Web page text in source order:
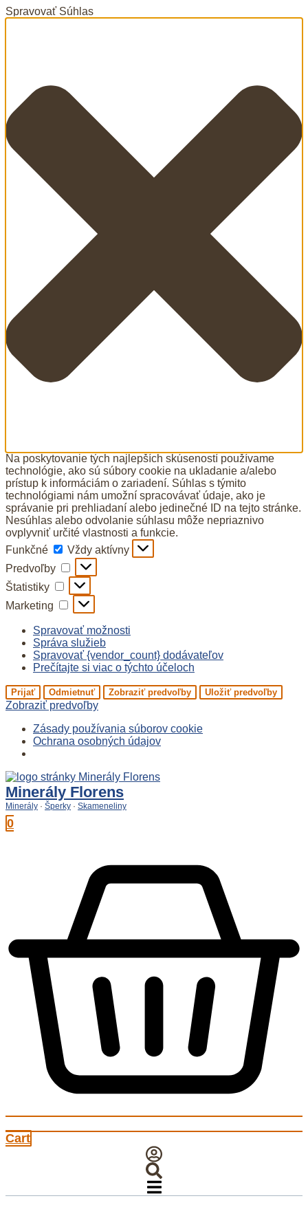
Spravovať Súhlas
Na poskytovanie tých najlepších skúseností používame
technológie, ako sú súbory cookie na ukladanie a/alebo
prístup k informáciám o zariadení. Súhlas s týmito
technológiami nám umožní spracovávať údaje, ako je
správanie pri prehliadaní alebo jedinečné ID na tejto stránke.
Nesúhlas alebo odvolanie súhlasu môže nepriaznivo
ovplyvniť určité vlastnosti a funkcie.
Funkčné
Funkčné
Vždy aktívny
Predvoľby
Predvoľby
Štatistiky Štatistiky
Marketing Marketing
Spravovať možnosti
Správa služieb
Spravovať {vendor_count} dodávateľov
Prečítajte si viac o týchto účeloch
Prijať Odmietnuť Zobraziť predvoľby Uložiť predvoľby
Zobraziť predvoľby
Zásady používania súborov cookie
Ochrana osobných údajov
Preskočiť
na
obsah
Minerály Florens
Minerály · Šperky · Skameneliny
0
Cart